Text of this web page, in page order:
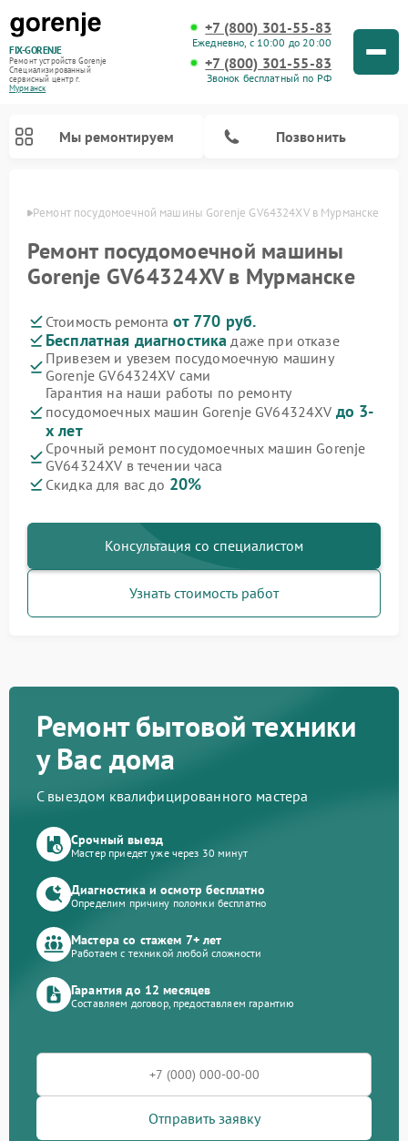
FIX-GORENJE
Ремонт устройств Gorenje
Специализированный
cервисный центр г.
Мурманск
+7 (800) 301-55-83
Ежедневно, с 10:00 до 20:00
+7 (800) 301-55-83
Звонок бесплатный по РФ
Мы ремонтируем Позвонить
Ремонт посудомоечной машины Gorenje GV64324XV в Мурманске
Ремонт посудомоечной машины
Gorenje GV64324XV в Мурманске
Стоимость ремонта от 770 руб.
Бесплатная диагностика даже при отказе
Привезем и увезем посудомоечную машину
Gorenje GV64324XV сами
Гарантия на наши работы по ремонту
посудомоечных машин Gorenje GV64324XV до 3-
х лет
Срочный ремонт посудомоечных машин Gorenje
GV64324XV в течении часа
Скидка для вас до 20%
Консультация со специалистом
Узнать стоимость работ
Ремонт бытовой техники
у Вас дома
С выездом квалифицированного мастера
Срочный выезд
Мастер приедет уже через 30 минут
Диагностика и осмотр бесплатно
Определим причину поломки бесплатно
Мастера со стажем 7+ лет
Работаем с техникой любой сложности
Гарантия до 12 месяцев
Составляем договор, предоставляем гарантию
Отправить заявку